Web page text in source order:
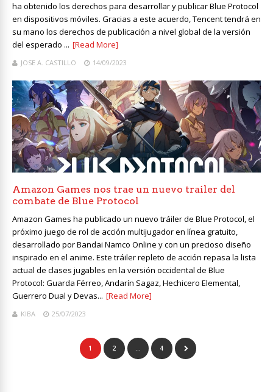
ha obtenido los derechos para desarrollar y publicar Blue Protocol
en dispositivos móviles. Gracias a este acuerdo, Tencent tendrá en
su mano los derechos de publicación a nivel global de la versión
del esperado ... [Read More]
JOSE A. CASTILLO 14/09/2023
Amazon Games nos trae un nuevo trailer del
combate de Blue Protocol
Amazon Games ha publicado un nuevo tráiler de Blue Protocol, el
próximo juego de rol de acción multijugador en línea gratuito,
desarrollado por Bandai Namco Online y con un precioso diseño
inspirado en el anime. Este tráiler repleto de acción repasa la lista
actual de clases jugables en la versión occidental de Blue
Protocol: Guarda Férreo, Andarín Sagaz, Hechicero Elemental,
Guerrero Dual y Devas... [Read More]
KIBA 25/07/2023
1 2 … 4